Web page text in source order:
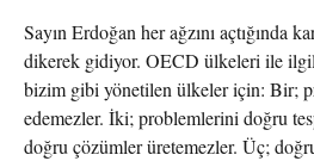
Sayın Erdoğan her ağzını açtığında
dikerek gidiyor. OECD ülkeleri ile
bizim gibi yönetilen ülkeler için: Bir;
edemezler. İki; problemlerini doğru
doğru çözümler üretemezler. Üç;